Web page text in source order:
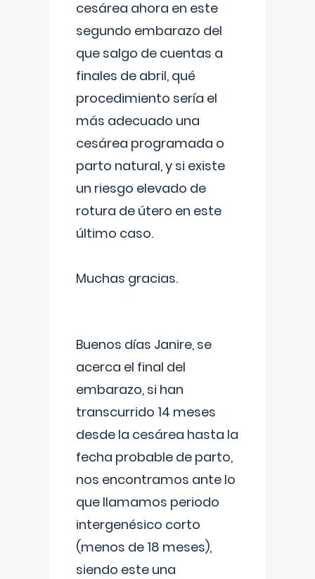
cesárea ahora en este
segundo embarazo del
que salgo de cuentas a
finales de abril, qué
procedimiento sería el
más adecuado una
cesárea programada o
parto natural, y si existe
un riesgo elevado de
rotura de útero en este
último caso.
Muchas gracias.
Buenos días Janire, se
acerca el final del
embarazo, si han
transcurrido 14 meses
desde la cesárea hasta la
fecha probable de parto,
nos encontramos ante lo
que llamamos periodo
intergenésico corto
(menos de 18 meses),
siendo este una